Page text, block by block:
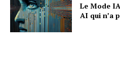
Le Mode
AI qui n’a